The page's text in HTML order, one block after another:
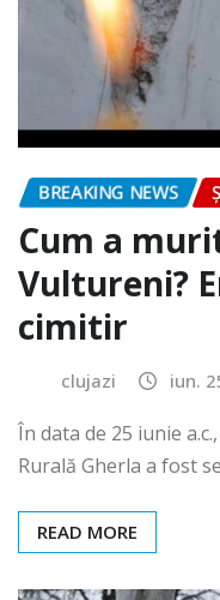
BREAKING NEWS
Cum a
Vultureni?
cimitir
clujazi iun.
În data de 25 iunie
Rurală Gherla a fost
READ MORE